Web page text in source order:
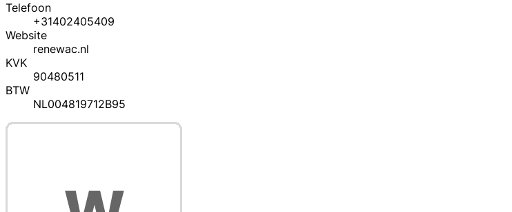
Telefoon
+31402405409
Website
renewac.nl
KVK
90480511
BTW
NL004819712B95